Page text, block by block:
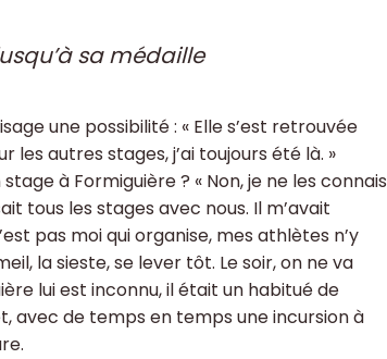
sa médaille
une possibilité : « Elle s’est retrouvée
les autres stages, j’ai toujours été là. »
à Formiguière ? « Non, je ne les connais
tous les stages avec nous. Il m’avait
pas moi qui organise, mes athlètes n’y
la sieste, se lever tôt. Le soir, on ne va
lui est inconnu, il était un habitué de
avec de temps en temps une incursion à